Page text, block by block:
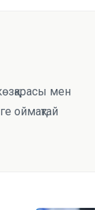
мен
оймақтай